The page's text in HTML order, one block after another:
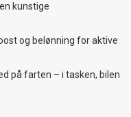
kunstige
og belønning for aktive
på farten – i tasken, bilen